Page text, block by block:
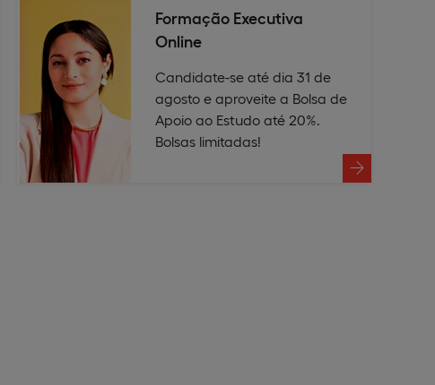
Formação Executiva
Online
Candidate-se até dia 31 de
agosto e aproveite a Bolsa de
Apoio ao Estudo até 20%.
Bolsas limitadas!